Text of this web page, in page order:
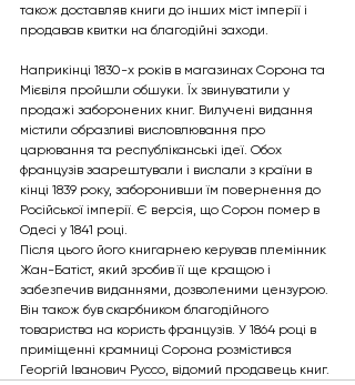
також доставляв книги до інших міст імперії і
продавав квитки на благодійні заходи.
Наприкінці 1830-х років в магазинах Сорона та
Мієвіля пройшли обшуки. Їх звинуватили у
продажі заборонених книг. Вилучені видання
містили образливі висловлювання про
царювання та республіканські ідеї. Обох
французів заарештували і вислали з країни в
кінці 1839 року, заборонивши їм повернення до
Російської імперії. Є версія, що Сорон помер в
Одесі у 1841 році.
Після цього його книгарнею керував племінник
Жан-Батіст, який зробив її ще кращою і
забезпечив виданнями, дозволеними цензурою.
Він також був скарбником благодійного
товариства на користь французів. У 1864 році в
приміщенні крамниці Сорона розмістився
Георгій Іванович Руссо, відомий продавець книг.